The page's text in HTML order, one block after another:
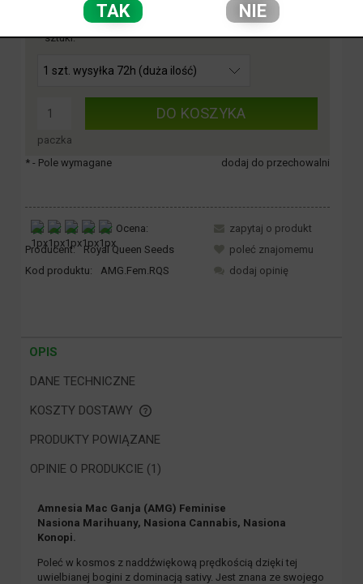
*sztuki:
paczka
DO KOSZYKA
dodaj do przechowalni
* - Pole wymagane
Ocena:
Producent: Royal Queen Seeds
Kod produktu:
AMG.Fem.RQS
zapytaj o produkt
poleć znajomemu
dodaj opinię
OPIS
DANE TECHNICZNE
KOSZTY DOSTAWY
CENA NIE ZAWIERA EWENTUALNYCH KOSZTÓW PŁATNOŚCI
PRODUKTY POWIĄZANE
OPINIE O PRODUKCIE (1)
Amnesia Mac Ganja (AMG) Feminise
Nasiona Marihuany, Nasiona Cannabis, Nasiona
Konopi.
Poleć w kosmos z naddźwiękową prędkością dzięki tej
uwielbianej bogini z dominacją sativy. Jest znana ze swojego
TAK NIE